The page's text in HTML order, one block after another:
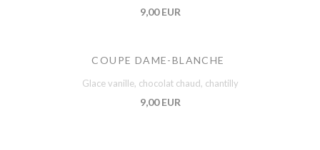
9,00 EUR
COUPE DAME-BLANCHE
Glace vanille, chocolat chaud, chantilly
9,00 EUR